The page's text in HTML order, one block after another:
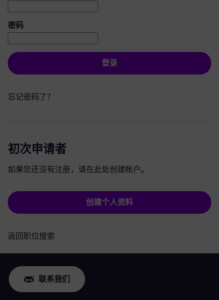
密码
登录
忘记密码了？
初次申请者
如果您还没有注册，请在此处创建帐户。
创建个人资料
返回职位搜索
联系我们